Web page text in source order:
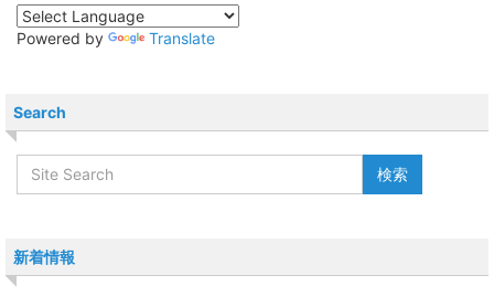
Powered by Translate
Search
新着情報